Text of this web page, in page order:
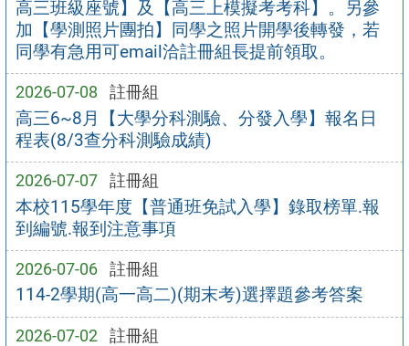
高三班級座號】及【高三上模擬考考科】。另參
加【學測照片團拍】同學之照片開學後轉發，若
同學有急用可email洽註冊組長提前領取。
2026-07-08 註冊組
高三6~8月【大學分科測驗、分發入學】報名日
程表(8/3查分科測驗成績)
2026-07-07 註冊組
本校115學年度【普通班免試入學】錄取榜單.報
到編號.報到注意事項
2026-07-06 註冊組
114-2學期(高一高二)(期末考)選擇題參考答案
2026-07-02 註冊組